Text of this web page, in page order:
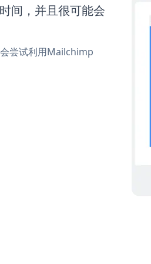
间，并且很可能会
尝试利用Mailchimp